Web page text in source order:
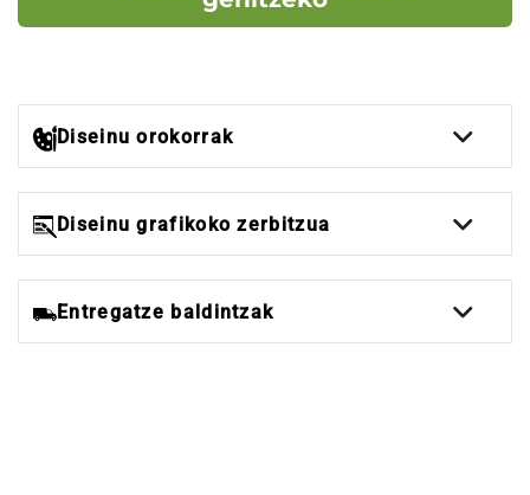
Diseinu orokorrak
Diseinu grafikoko zerbitzua
Entregatze baldintzak